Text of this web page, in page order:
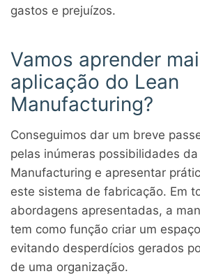
gastos e prejuízos.
Vamos aprender
aplicação do Lean
Manufacturing?
Conseguimos dar um breve
pelas inúmeras possibilidades
Manufacturing e apresentar
este sistema de fabricação. Em
abordagens apresentadas, a
tem como função criar um
evitando desperdícios gerados
de uma organização.